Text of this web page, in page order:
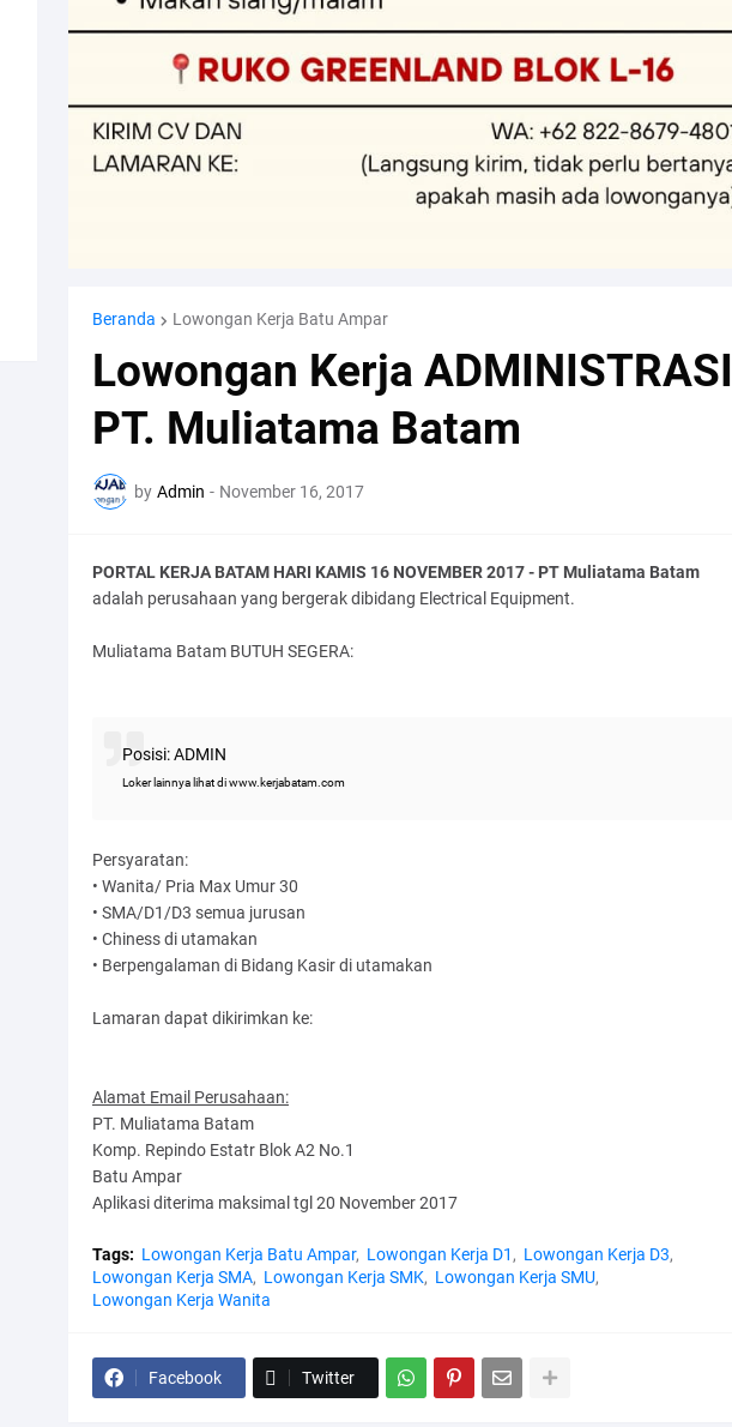
Beranda Lowongan Kerja Batu Ampar
Lowongan Kerja ADMINISTRASI
PT. Muliatama Batam
by Admin - November 16, 2017
PORTAL KERJA BATAM HARI KAMIS 16 NOVEMBER 2017 - PT Muliatama Batam
adalah perusahaan yang bergerak dibidang Electrical Equipment.
Muliatama Batam BUTUH SEGERA:
Posisi: ADMIN
Loker lainnya lihat di www.kerjabatam.com
Persyaratan:
• Wanita/ Pria Max Umur 30
• SMA/D1/D3 semua jurusan
• Chiness di utamakan
• Berpengalaman di Bidang Kasir di utamakan
Lamaran dapat dikirimkan ke:
Alamat Email Perusahaan:
PT. Muliatama Batam
Komp. Repindo Estatr Blok A2 No.1
Batu Ampar
Aplikasi diterima maksimal tgl 20 November 2017
Tags: Lowongan Kerja Batu Ampar Lowongan Kerja D1
Lowongan Kerja D3
Lowongan Kerja SMA
Lowongan Kerja SMK
Lowongan Kerja SMU
Lowongan Kerja Wanita
Facebook Twitter